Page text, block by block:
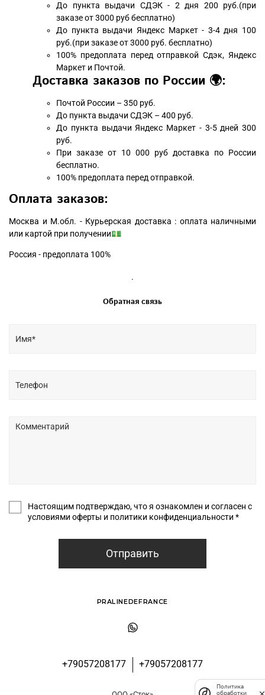
До пункта выдачи СДЭК - 2 дня 200 руб.(при
заказе от 3000 руб бесплатно)
До пункта выдачи Яндекс Маркет - 3-4 дня 100
руб.(при заказе от 3000 руб. бесплатно)
100% предоплата перед отправкой Сдэк, Яндекс
Маркет и Почтой.
Доставка заказов по России 🌍:
Почтой России – 350 руб.
До пункта выдачи СДЭК – 400 руб.
До пункта выдачи Яндекс Маркет - 3-5 дней 300
руб.
При заказе от 10 000 руб доставка по России
бесплатно.
100% предоплата перед отправкой.
Оплата заказов:
Москва и М.обл. - Курьерская доставка : оплата наличными
или картой при получении💵
Россия - предоплата 100%
.
Обратная связь
Настоящим подтверждаю, что я ознакомлен и согласен с
условиями оферты и политики конфиденциальности *
Отправить
+79057208177 +79057208177
PRALINEDEFRANCE
Политика
обработки